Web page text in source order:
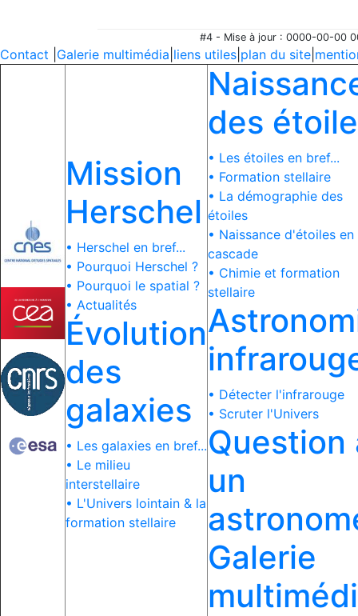
#4 - Mise à jour : 0000-00-00
Contact Galerie multimédia liens utiles plan du site
Mission
Herschel
• Herschel en bref...
• Pourquoi Herschel ?
• Pourquoi le spatial ?
• Actualités
Évolution
des
galaxies
• Les galaxies en bref...
• Le milieu
interstellaire
• L'Univers lointain & la
formation stellaire
des
• Les étoiles en bref...
• Formation stellaire
• La démographie des
étoiles
• Naissance d'étoiles en
cascade
• Chimie et formation
stellaire
• Détecter l'infrarouge
• Scruter l'Univers
Question
un
Galerie